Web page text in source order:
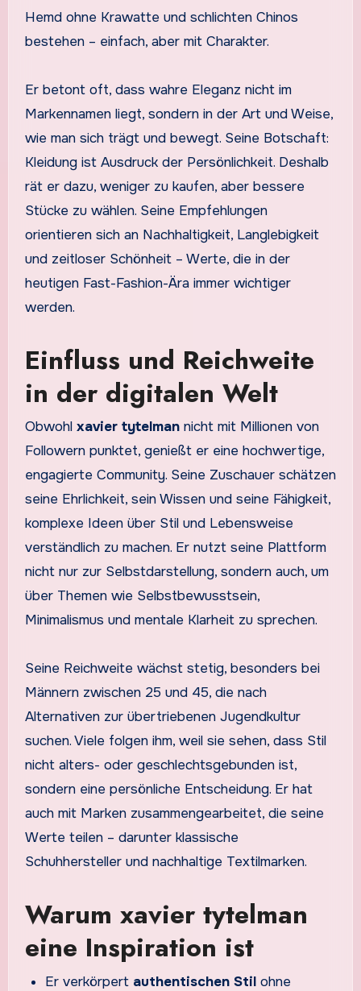
Hemd ohne Krawatte und schlichten Chinos
bestehen – einfach, aber mit Charakter.
Er betont oft, dass wahre Eleganz nicht im
Markennamen liegt, sondern in der Art und Weise,
wie man sich trägt und bewegt. Seine Botschaft:
Kleidung ist Ausdruck der Persönlichkeit. Deshalb
rät er dazu, weniger zu kaufen, aber bessere
Stücke zu wählen. Seine Empfehlungen
orientieren sich an Nachhaltigkeit, Langlebigkeit
und zeitloser Schönheit – Werte, die in der
heutigen Fast-Fashion-Ära immer wichtiger
werden.
Einfluss und Reichweite
in der digitalen Welt
Obwohl xavier tytelmannicht mit Millionen von
Followern punktet, genießt er eine hochwertige,
engagierte Community. Seine Zuschauer schätzen
seine Ehrlichkeit, sein Wissen und seine Fähigkeit,
komplexe Ideen über Stil und Lebensweise
verständlich zu machen. Er nutzt seine Plattform
nicht nur zur Selbstdarstellung, sondern auch, um
über Themen wie Selbstbewusstsein,
Minimalismus und mentale Klarheit zu sprechen.
Seine Reichweite wächst stetig, besonders bei
Männern zwischen 25 und 45, die nach
Alternativen zur übertriebenen Jugendkultur
suchen. Viele folgen ihm, weil sie sehen, dass Stil
nicht alters- oder geschlechtsgebunden ist,
sondern eine persönliche Entscheidung. Er hat
auch mit Marken zusammengearbeitet, die seine
Werte teilen – darunter klassische
Schuhhersteller und nachhaltige Textilmarken.
Warum xavier tytelman
eine Inspiration ist
Er verkörpert authentischen Stil ohne